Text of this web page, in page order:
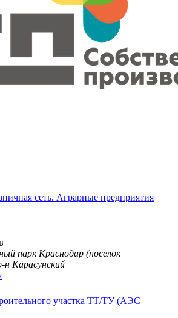
сеть. Аграрные предприятия
парк Краснодар (поселок
Карасунский
участка ТТ/ТУ (АЭС